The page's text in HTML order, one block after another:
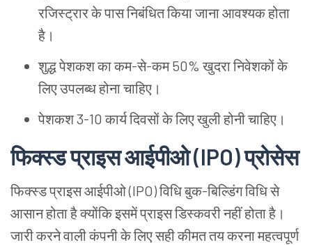
रजिस्ट्रारकेपासनिबंधितकियाजानाआवश्यकहोता
है।
शुद्धपेशकशकाकम-से-कम50%खुदरानिवेशकोंके
लिएउपलब्धहोनाचाहिए।
पेशकश3-10कार्यदिवसोंकेलिएखुलीहोनीचाहिए।
फिक्स्डप्राइसआईपीओ(IPO)प्रोसेस
फिक्स्डप्राइसआईपीओ(IPO)विधिबुक-बिल्डिंगविधिसे
आसानहोताहैक्योंकिइसमेंप्राइसडिस्कवरीनहींहोताहै।
जारीकरनेवालीकंपनीकेलिएसहीकीमततयकरनामहत्वपूर्ण